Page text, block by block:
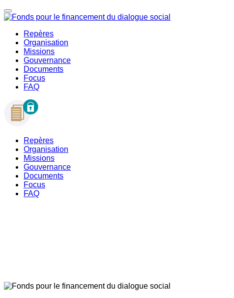
Repères
Organisation
Missions
Gouvernance
Documents
Focus
FAQ
Repères
Organisation
Missions
Gouvernance
Documents
Focus
FAQ